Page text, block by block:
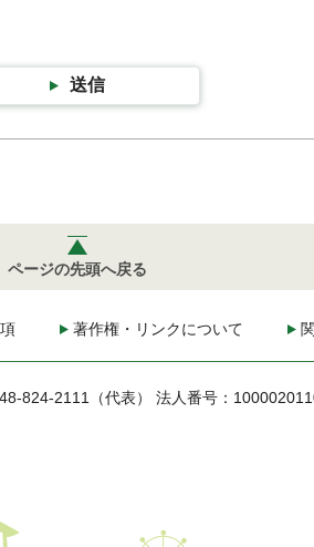
送信
ページの先頭へ戻る
著作権・リンクについて
824-2111（代表） 法人番号：